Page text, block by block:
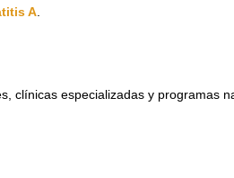
A
clínicas especializadas y programas